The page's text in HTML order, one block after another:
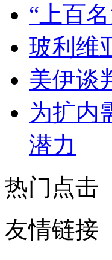
“上百
玻利维
美伊谈
为扩内
潜力
热门点击
友情链接